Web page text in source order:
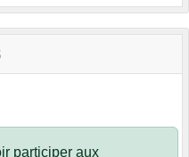
participer aux